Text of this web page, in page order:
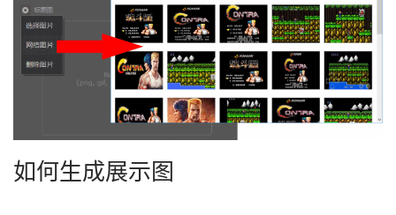
如何生成展示图